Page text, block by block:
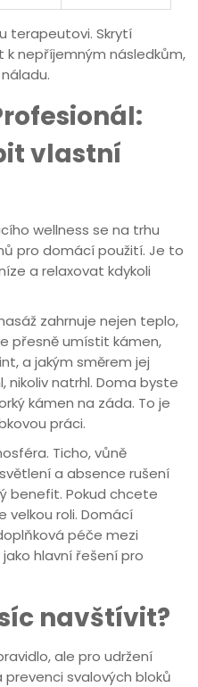
terapeutovi. Skrytí
nepříjemným následkům,
vlastní
wellness se na trhu
pro domácí použití. Je to
a relaxovat kdykoli
zahrnuje nejen teplo,
přesně umístit kámen,
a jakým směrem jej
nikoliv natrhl. Doma byste
kámen na záda. To je
práci.
Ticho, vůně
a absence rušení
benefit. Pokud chcete
velkou roli. Domácí
péče mezi
hlavní řešení pro
navštívit?
ale pro udržení
svalových bloků